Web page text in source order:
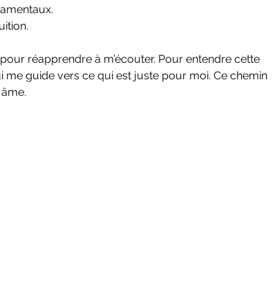
réapprendre à m’écouter. Pour entendre cette
guide vers ce qui est juste pour moi. Ce chemin